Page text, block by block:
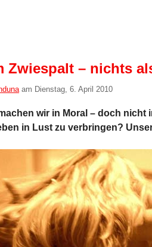
Zwiespalt – nichts
am Dienstag, 6. April 2010
wir in Moral – doch nicht
in Lust zu verbringen?